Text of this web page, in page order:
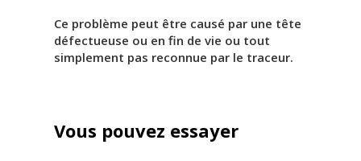
Ce problème peut être causé par une tête
défectueuse ou en fin de vie ou tout
simplement pas reconnue par le traceur.
Vous pouvez essayer